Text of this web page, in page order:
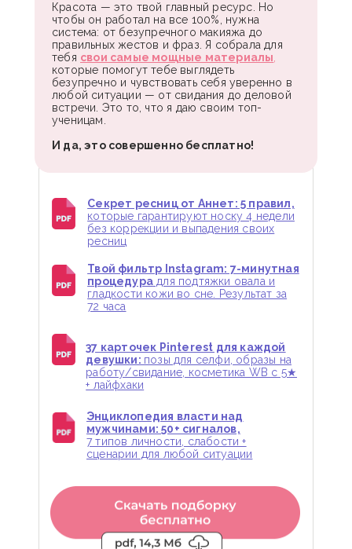
Красота — это твой главный ресурс. Но
чтобы он работал на все 100%, нужна
система: от безупречного макияжа до
правильных жестов и фраз. Я собрала для
тебя свои самые мощные материалы
которые помогут тебе выглядеть
безупречно и чувствовать себя уверенно в
любой ситуации — от свидания до деловой
встречи. Это то, что я даю своим топ-
ученицам.
И да, это совершенно бесплатно!
Секрет ресниц от Аннет: 5 правил,
которые гарантируют носку 4 недели
без коррекции и выпадения своих
ресниц
Твой фильтр Instagram: 7-минутная
процедурадля подтяжки овала и
гладкости кожи во сне. Результат за
72 часа
37 карточек Pinterest для каждой
девушки: позы для селфи, образы на
работу/свидание, косметика WB с 5★
+ лайфхаки
Энциклопедия власти над
мужчинами: 50+ сигналов,
7 типов личности, слабости +
сценарии для любой ситуации